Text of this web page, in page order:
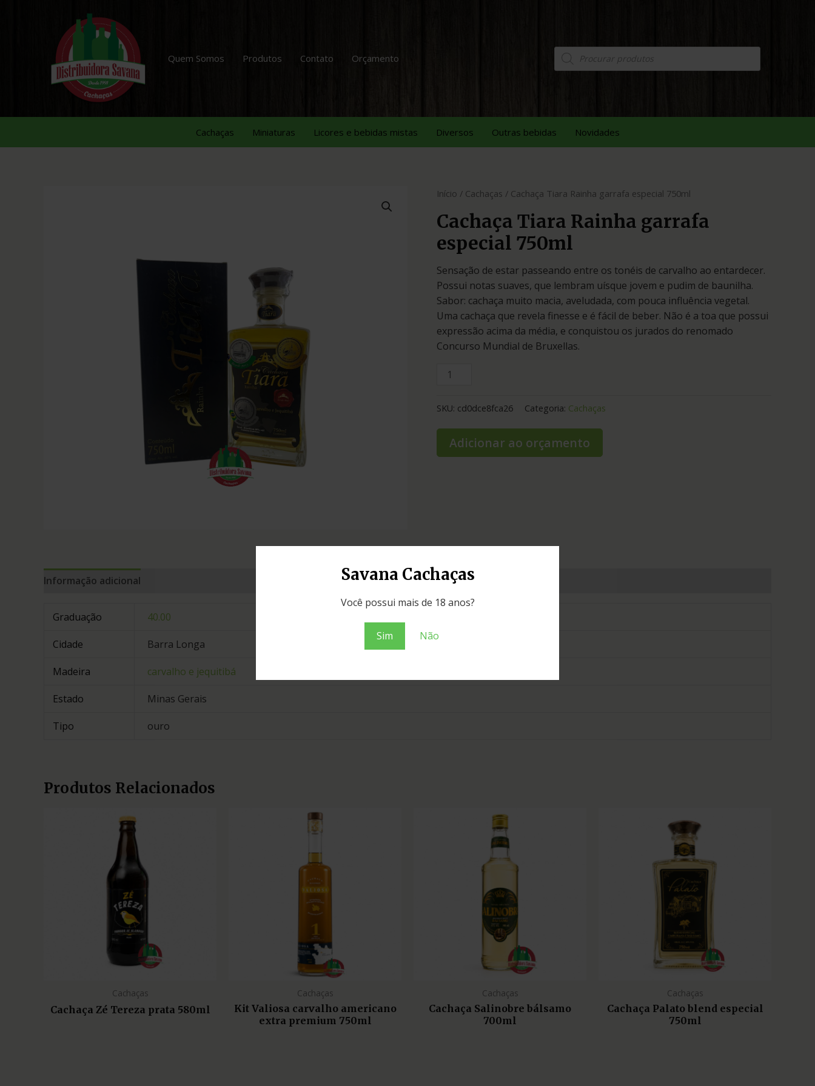
Savana Cachaças
Você possui mais de 18 anos?
Sim Não
Quem Somos Produtos Contato Orçamento
Cachaças Miniaturas Licores e bebidas mistas Diversos Outras bebidas Novidades
Início / Cachaças / Cachaça Tiara Rainha garrafa especial 750ml
Cachaça Tiara Rainha garrafa
especial 750ml
Sensação de estar passeando entre os tonéis de carvalho ao entardecer.
Possui notas suaves, que lembram uísque jovem e pudim de baunilha.
Sabor: cachaça muito macia, aveludada, com pouca influência vegetal.
Uma cachaça que revela finesse e é fácil de beber. Não é a toa que possui
expressão acima da média, e conquistou os jurados do renomado
Concurso Mundial de Bruxellas.
SKU: cd0dce8fca26 Categoria: Cachaças
Adicionar ao orçamento
Informação adicional
Graduação 40.00
Cidade Barra Longa
Madeira carvalho e jequitibá
Estado Minas Gerais
Tipo ouro
Produtos Relacionados
Cachaças
Cachaça Zé Tereza prata 580ml
Cachaças
Kit Valiosa carvalho americano
extra premium 750ml
Cachaças
Cachaça Salinobre bálsamo
700ml
Cachaças
Cachaça Palato blend especial
750ml